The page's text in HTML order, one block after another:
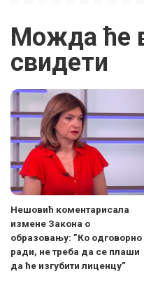
Можда ће
свидети
Нешовић коментарисала
измене Закона о
образовању: ”Ко одговорно
ради, не треба да се плаши
да ће изгубити лиценцу”